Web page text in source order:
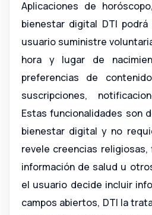
Aplicaciones de
bienestar digital DTI
usuario suministre
hora y lugar de
preferencias de
suscripciones,
Estas funcionalidades son
bienestar digital y no
revele creencias
información de salud u
el usuario decide incluir
campos abiertos, DTI la